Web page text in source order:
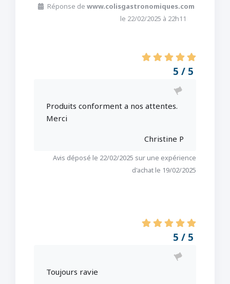
Réponse de www.colisgastronomiques.com
le 22/02/2025 à 22h11
5 / 5
Produits conforment a nos attentes.
Merci
Christine P
Avis déposé le 22/02/2025 sur une expérience
d'achat le 19/02/2025
5 / 5
Toujours ravie